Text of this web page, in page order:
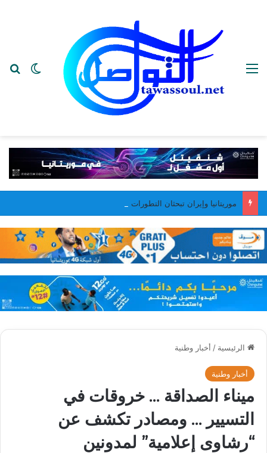
الوضع القائمة
الرئيسية / أخبار وطنية
أخبار وطنية
ميناء الصداقة … خروقات في
التسيير … ومصادر تكشف عن
“رشاوى إعلامية” لمدونين